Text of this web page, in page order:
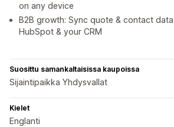
on any device
B2B growth: Sync quote & contact
HubSpot & your CRM
Suosittu samankaltaisissa kaupoissa
Sijaintipaikka Yhdysvallat
Kielet
Englanti